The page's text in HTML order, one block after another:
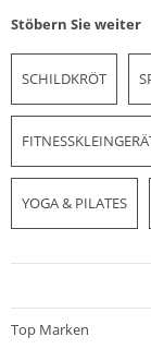
Stöbern Sie weiter
SCHILDKRÖT
YOGA & PILATES
Top Marken